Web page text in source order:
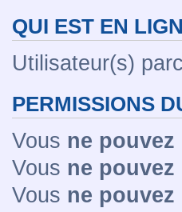
QUI EST EN
Utilisateur(s)
PERMISSIONS
Vous ne pouvez
Vous ne pouvez
Vous ne pouvez